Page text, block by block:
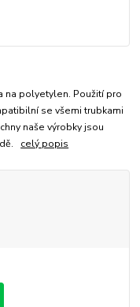
na polyetylen. Použití pro
se všemi trubkami
naše výrobky jsou
celý popis